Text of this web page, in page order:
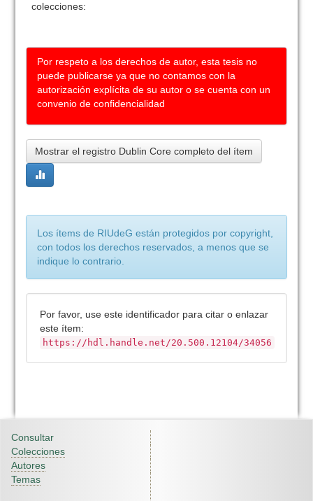
colecciones:
Por respeto a los derechos de autor, esta tesis no
puede publicarse ya que no contamos con la
autorización explícita de su autor o se cuenta con un
convenio de confidencialidad
Mostrar el registro Dublin Core completo del ítem
Los ítems de RIUdeG están protegidos por copyright,
con todos los derechos reservados, a menos que se
indique lo contrario.
Por favor, use este identificador para citar o enlazar
este ítem:
https://hdl.handle.net/20.500.12104/34056
Consultar
Colecciones
Autores
Temas